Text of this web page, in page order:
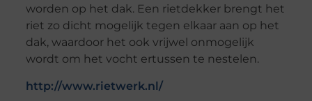
worden op het dak. Een rietdekker brengt het
riet zo dicht mogelijk tegen elkaar aan op het
dak, waardoor het ook vrijwel onmogelijk
wordt om het vocht ertussen te nestelen.
http://www.rietwerk.nl/